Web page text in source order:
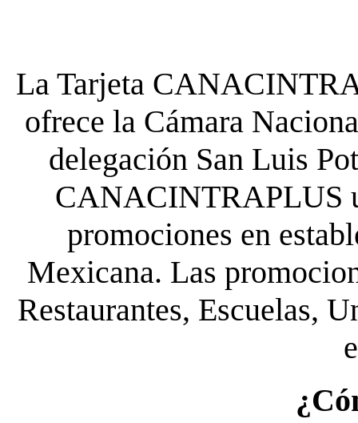
La Tarjeta
ofrece la Cámara
delegación San Luis
CANACINTRAPLUS
promociones en
Mexicana. Las
Restaurantes, Escuelas,